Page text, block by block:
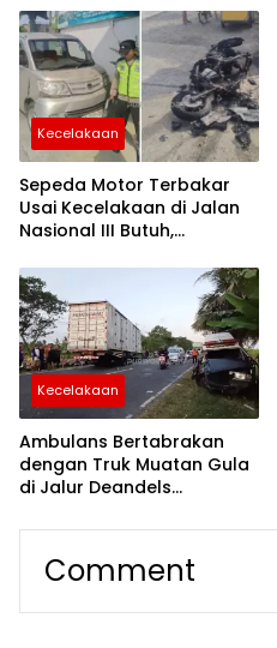
Masih Selidiki Penyebab
Kecelakaan
Sepeda Motor Terbakar
Usai Kecelakaan di Jalan
Nasional III Butuh,
Ringan
Kecelakaan
Ambulans Bertabrakan
dengan Truk Muatan Gula
di Jalur Deandels
Dunia
Comment